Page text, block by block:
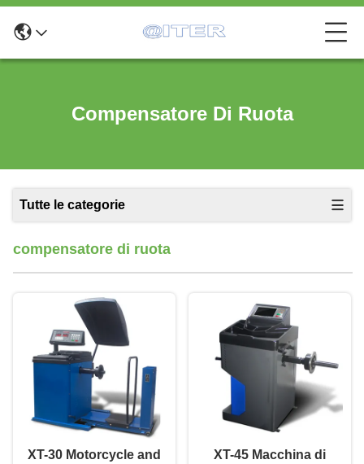
Compensatore Di Ruota
Tutte le categorie
compensatore di ruota
XT-30 Motorcycle and
XT-45 Macchina di